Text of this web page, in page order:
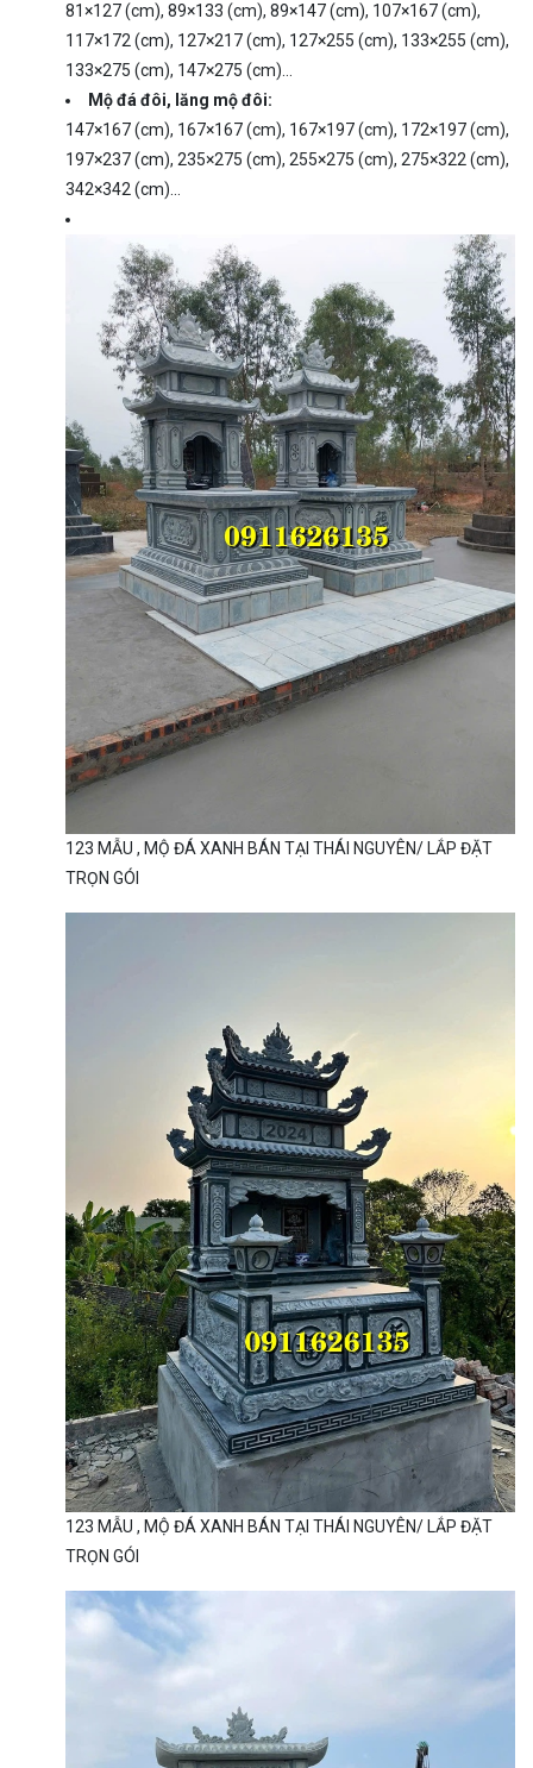
81×127 (cm), 89×133 (cm), 89×147 (cm), 107×167 (cm),
117×172 (cm), 127×217 (cm), 127×255 (cm), 133×255 (cm),
133×275 (cm), 147×275 (cm)…
Mộ đá đôi, lăng mộ đôi:
147×167 (cm), 167×167 (cm), 167×197 (cm), 172×197 (cm),
197×237 (cm), 235×275 (cm), 255×275 (cm), 275×322 (cm),
342×342 (cm)…
123 MẪU , MỘ ĐÁ XANH BÁN TẠI THÁI NGUYÊN/ LẮP ĐẶT
TRỌN GÓI
123 MẪU , MỘ ĐÁ XANH BÁN TẠI THÁI NGUYÊN/ LẮP ĐẶT
TRỌN GÓI